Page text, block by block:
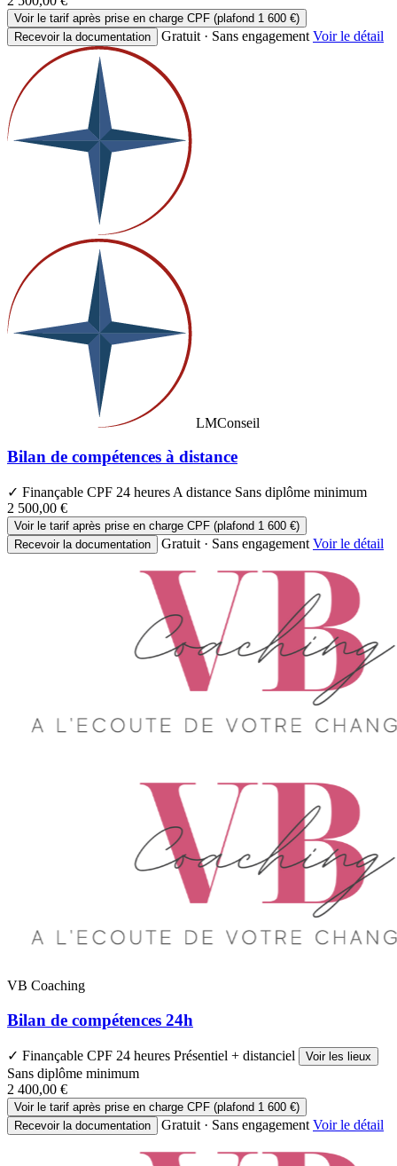
Voir le tarif après prise en charge CPF (plafond 1 600 €)
Recevoir la documentation
Gratuit · Sans engagement Voir le détail
LMConseil
Bilan de compétences à distance
✓ Finançable CPF 24 heures A distance Sans diplôme minimum
2 500,00 €
Voir le tarif après prise en charge CPF (plafond 1 600 €)
Recevoir la documentation
Gratuit · Sans engagement Voir le détail
VB Coaching
Bilan de compétences 24h
✓ Finançable CPF 24 heures Présentiel + distanciel Voir les lieux
Sans diplôme minimum
2 400,00 €
Voir le tarif après prise en charge CPF (plafond 1 600 €)
Recevoir la documentation
Gratuit · Sans engagement Voir le détail